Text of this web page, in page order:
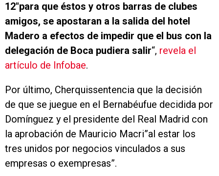
12″para que éstos y otros barras de clubes
amigos, se apostaran a la salida del hotel
Madero a efectos de impedir que el bus con la
delegación de Boca pudiera salir“, revela el
artículo de Infobae.
Por último, Cherquissentencia que la decisión
de que se juegue en el Bernabéufue decidida por
Domínguez y el presidente del Real Madrid con
la aprobación de Mauricio Macri”al estar los
tres unidos por negocios vinculados a sus
empresas o exempresas”.